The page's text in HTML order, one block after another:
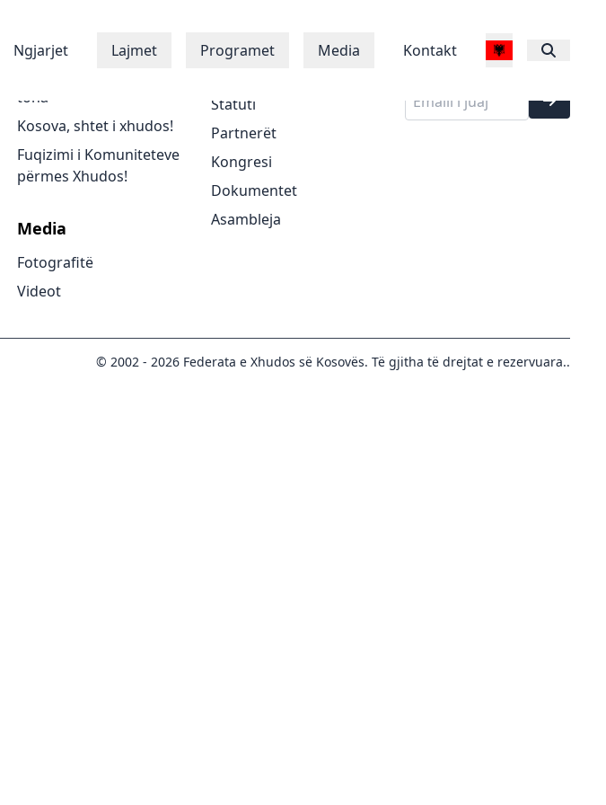
Ngjarjet Lajmet Programet Media Kontakt
Programet
tona
Kosova, shtet i xhudos!
Fuqizimi i Komuniteteve
përmes Xhudos!
Media
Fotografitë
Videot
Rreth Nesh
Statuti
Partnerët
Kongresi
Dokumentet
Asambleja
Regjistrohu në
buletinin tonë
© 2002 - 2026 Federata e Xhudos së Kosovës. Të gjitha të drejtat e rezervuara..